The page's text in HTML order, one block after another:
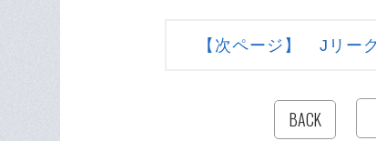
【次ページ】 Jリー
BACK